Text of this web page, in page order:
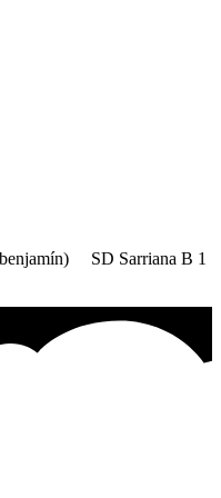
SD Sarriana B 1